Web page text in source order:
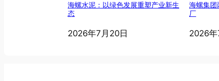
海螺水泥：以绿色发展重塑产业新生
态
2026年7月20日
海螺集团
厂
2026